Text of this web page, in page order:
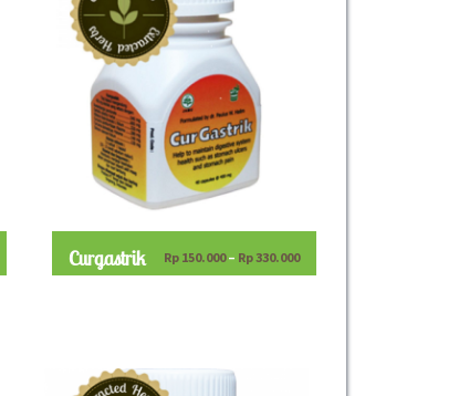
Curgastrik Rp150.000– Rp330.000